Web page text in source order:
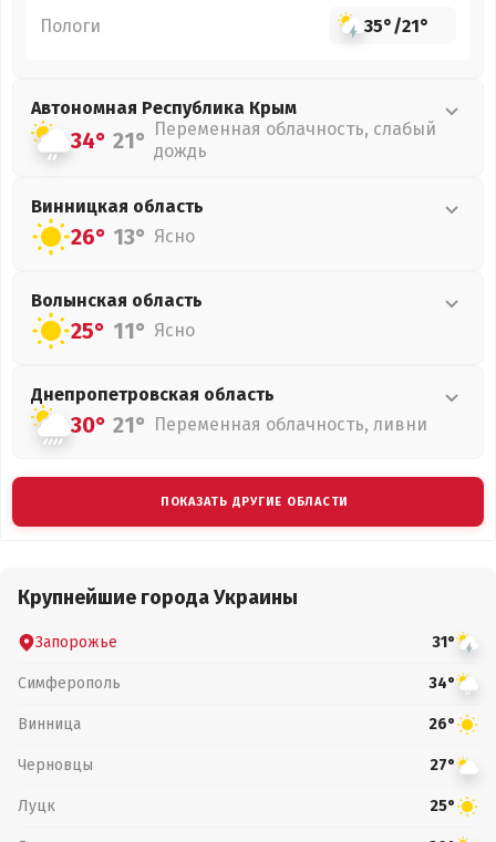
Пологи 35°/21°
Автономная Республика Крым
34° 21° Переменная облачность, слабый
дождь
Винницкая область
26° 13° Ясно
Волынская область
25° 11° Ясно
Днепропетровская область
30° 21° Переменная облачность, ливни
ПОКАЗАТЬ ДРУГИЕ ОБЛАСТИ
Крупнейшие города Украины
Запорожье 31°
Симферополь 34°
Винница 26°
Черновцы 27°
Луцк 25°